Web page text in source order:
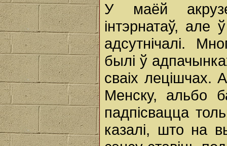
У маёй
інтэрнатаў, але
адсутнічалі.
былі ў
сваіх лецішчах.
Менску, альбо
падпісвацца
казалі, што на